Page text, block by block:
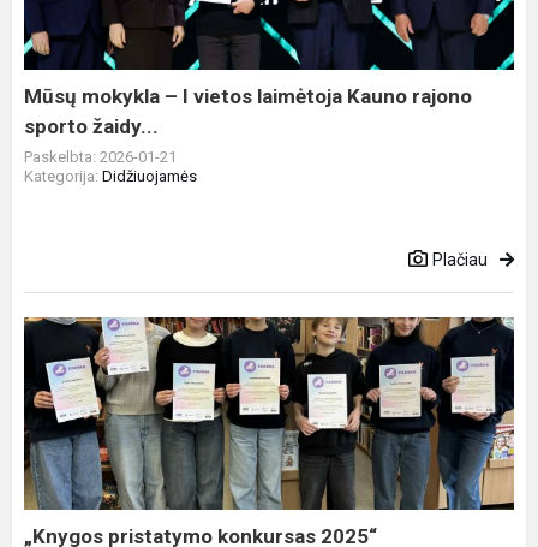
laimėtoja
Kauno
rajono
sporto
žaidy...
Mūsų mokykla – I vietos laimėtoja Kauno rajono
sporto žaidy...
Paskelbta: 2026-01-21
Kategorija: Didžiuojamės
Plačiau
„Knygos
pristatymo
konkursas
2025“
„Knygos pristatymo konkursas 2025“